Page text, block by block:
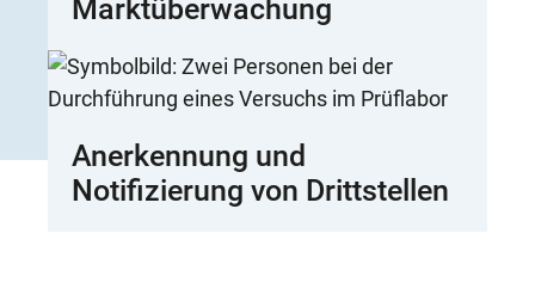
Marktüberwachung
Anerkennung und
Notifizierung von Drittstellen